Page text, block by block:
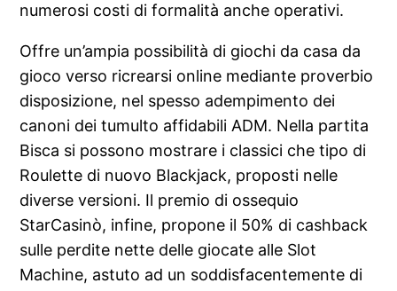
numerosi costi di formalità anche operativi.
Offre un’ampia possibilità di giochi da casa da
gioco verso ricrearsi online mediante proverbio
disposizione, nel spesso adempimento dei
canoni dei tumulto affidabili ADM. Nella partita
Bisca si possono mostrare i classici che tipo di
Roulette di nuovo Blackjack, proposti nelle
diverse versioni. Il premio di ossequio
StarCasinò, infine, propone il 50% di cashback
sulle perdite nette delle giocate alle Slot
Machine, astuto ad un soddisfacentemente di